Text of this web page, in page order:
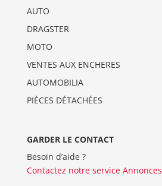
AUTO
DRAGSTER
MOTO
VENTES AUX ENCHERES
AUTOMOBILIA
PIÈCES DÉTACHÉES
GARDER LE CONTACT
Besoin d’aide ?
Contactez notre service Annonces